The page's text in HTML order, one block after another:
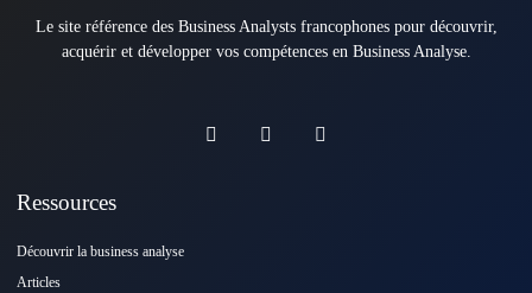
Le site référence des Business Analysts francophones pour découvrir,
acquérir et développer vos compétences en Business Analyse.
Ressources
Découvrir la business analyse
Articles